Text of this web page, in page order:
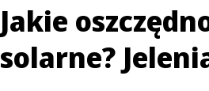
Jakie
solarne?